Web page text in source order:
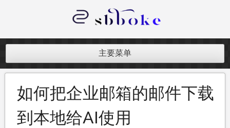
内
记录跨境电商独立站开发遇到的点点
主要菜单
如何把企业邮箱的邮件下载
到本地给AI使用